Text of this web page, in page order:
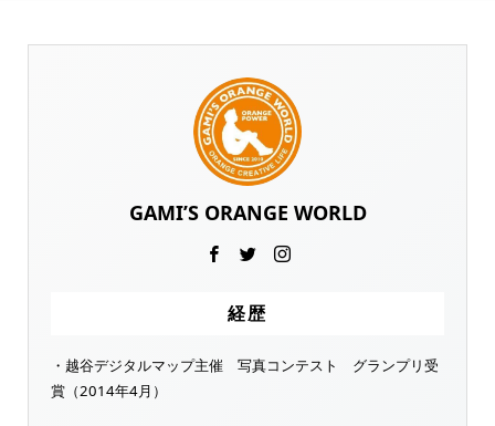
GAMI’S ORANGE WORLD
経歴
・越谷デジタルマップ主催 写真コンテスト グランプリ受
賞（2014年4月）